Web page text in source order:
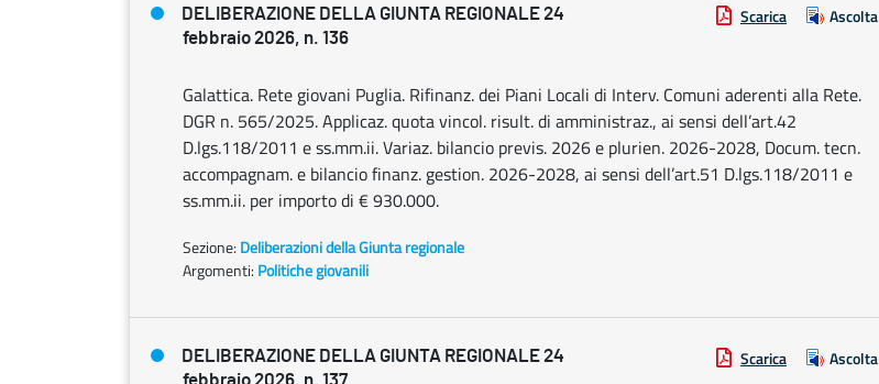
DELIBERAZIONE DELLA GIUNTA REGIONALE 24
febbraio 2026, n. 136
Scarica Ascolta
Galattica. Rete giovani Puglia. Rifinanz. dei Piani Locali di Interv. Comuni aderenti alla Rete.
DGR n. 565/2025. Applicaz. quota vincol. risult. di amministraz., ai sensi dell’art.42
D.lgs.118/2011 e ss.mm.ii. Variaz. bilancio previs. 2026 e plurien. 2026-2028, Docum. tecn.
accompagnam. e bilancio finanz. gestion. 2026-2028, ai sensi dell’art.51 D.lgs.118/2011 e
ss.mm.ii. per importo di € 930.000.
Sezione: Deliberazioni della Giunta regionale
Argomenti: Politiche giovanili
DELIBERAZIONE DELLA GIUNTA REGIONALE 24
febbraio 2026, n. 137
Scarica Ascolta